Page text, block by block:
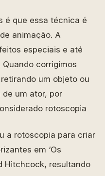
é que essa técnica é
animação. A
especiais e até
corrigimos
um objeto ou
um ator, por
rotoscopia
a rotoscopia para criar
em ‘Os
Hitchcock, resultando